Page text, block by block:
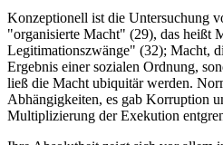
Konzeptionell ist die Untersuchung
"organisierte Macht" (29), das heißt
Legitimationszwänge" (32); Macht,
Ergebnis einer sozialen Ordnung,
ließ die Macht ubiquitär werden.
Abhängigkeiten, es gab Korruption
Multiplizierung der Exekution